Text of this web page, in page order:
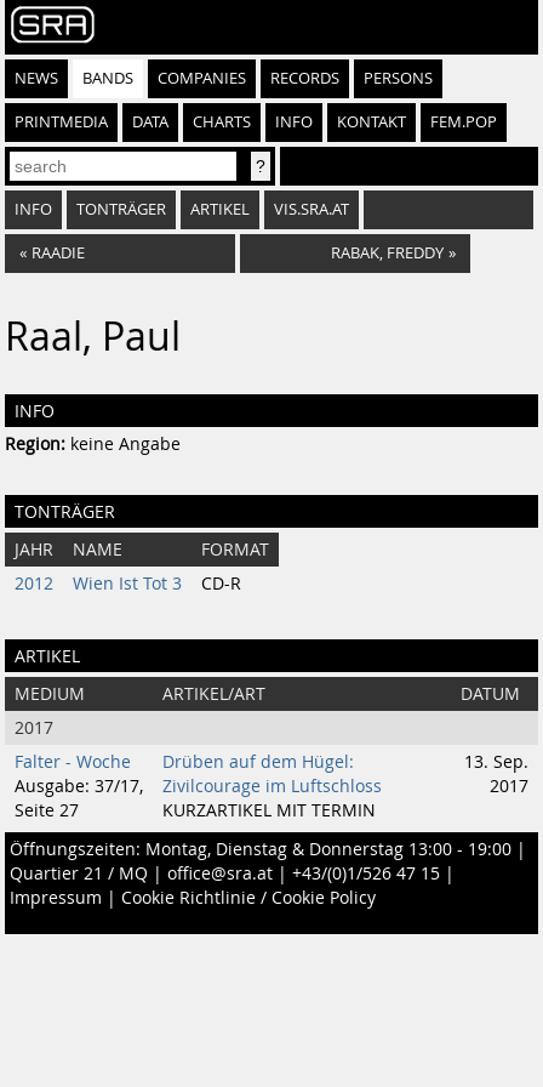
NEWS BANDS COMPANIES RECORDS PERSONS
PRINTMEDIA DATA CHARTS INFO KONTAKT FEM.POP
INFO TONTRÄGER ARTIKEL VIS.SRA.AT
« RAADIE RABAK, FREDDY »
Raal, Paul
INFO
Region: keine Angabe
TONTRÄGER
JAHR NAME
FORMAT
2012
Wien Ist Tot 3 CD-R
ARTIKEL
MEDIUM ARTIKEL/ART
DATUM
2017
Falter - Woche
Ausgabe: 37/17,
Seite 27
Drüben auf dem Hügel:
Zivilcourage im Luftschloss
KURZARTIKEL MIT TERMIN
13. Sep.
2017
Öffnungszeiten: Montag, Dienstag & Donnerstag 13:00 - 19:00 |
Quartier 21 / MQ | office@sra.at | +43/(0)1/526 47 15 |
Impressum | Cookie Richtlinie / Cookie Policy